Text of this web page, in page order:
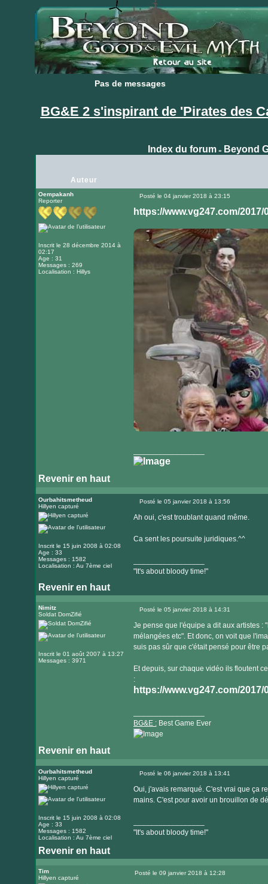
Pas de messages
Pas de messages
BG&E 2 s'inspirant de 'Pirates des
Index du forum» Beyond
Auteur
Oempakanh
Reporter
Inscrit le 28 décembre 2014 à
02:17
Age : 31
Messages : 269
Localisation : Hillys
Posté le 04 janvier 2018 à 23:15
https://www.vg247.com/
Revenir en haut
Ourbahitsmetheud
Hillyen capturé
Inscrit le 15 juin 2008 à 02:08
Age : 33
Messages : 1582
Localisation : Au 7ème ciel
Posté le 05 janvier 2018 à 13:56
Ah oui, c'est troublant quand même.
Ca sent les poursuite juridiques.^^
"It's about bloody time!"
Revenir en haut
Visiter
le
internet
Nimitz
Soldat DomZifié
Inscrit le 01 août 2007 à 13:27
Messages : 3971
Posté le 05 janvier 2018 à 14:31
Je pense que l'équipe a dit aux artistes :
mélangées etc". Et donc, on voit que
suis pas sûr que c'était pensé pour être
Et depuis, sur chaque vidéo ils floutent
:
https://www.vg247.com/
BG&E :Best Game Ever
Revenir en haut
le
internet
Ourbahitsmetheud
Hillyen capturé
Inscrit le 15 juin 2008 à 02:08
Age : 33
Messages : 1582
Localisation : Au 7ème ciel
Posté le 06 janvier 2018 à 13:41
Oui, j'avais remarqué. C'est vrai que ça
mains. C'est pour avoir un brouillon de
"It's about bloody time!"
Revenir en haut
Visiter
le
Tim
Hillyen capturé
Posté le 09 janvier 2018 à 12:28